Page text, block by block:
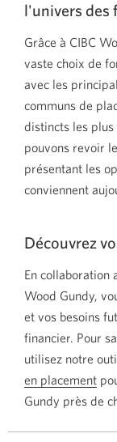
l'univers des
Grâce à CIBC
vaste choix de
avec les
communs de
distincts les plus
pouvons revoir
présentant les
conviennent
Découvrez
En collaboration
Wood Gundy,
et vos besoins
financier. Pour
utilisez notre
en placement
Gundy près de